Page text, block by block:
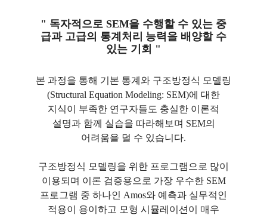
" 독자적으로 SEM을 수행할 수 있는 중
급과 고급의 통계처리 능력을 배양할 수
있는 기회 "
본 과정을 통해 기본 통계와 구조방정식 모델링
(Structural Equation Modeling: SEM)에 대한
지식이 부족한 연구자들도 충실한 이론적
설명과 함께 실습을 따라해보며 SEM의
어려움을 덜 수 있습니다.
구조방정식 모델링을 위한 프로그램으로 많이
이용되며 이론 검증용으로 가장 우수한 SEM
프로그램 중 하나인 Amos와 예측과 실무적인
적용이 용이하고 모형 시뮬레이션이 매우